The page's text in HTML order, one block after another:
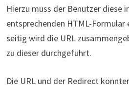
Hierzu muss der Benutzer diese
entsprechenden HTML-Formular
seitig wird die URL
zu dieser durchgeführt.
Die URL und der Redirect